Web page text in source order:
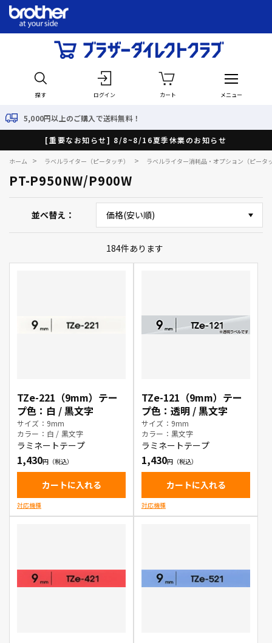
探す ログイン カート メニュー
ご購入で送料無料！
[重要なお知らせ] 8/8~8/16夏季休業のお知らせ
ホーム > ラベルライター（ピータッチ） > ラベルライター消耗品・オプション（ピータ
PT-P950NW/P900W
並べ替え
184件あります
TZe-221（9mm）テー
プ色：白 / 黒文字
サイズ：9mm
カラー：白 / 黒文字
ラミネートテープ
1,430
カートに入れる
対応機種
TZe-121（9mm）テー
プ色：透明 / 黒文字
サイズ：9mm
カラー：黒文字
ラミネートテープ
1,430
カートに入れる
対応機種